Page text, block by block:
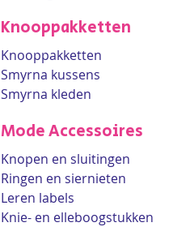
Knooppakketten
Knooppakketten
Smyrna kussens
Smyrna kleden
Mode Accessoires
Knopen en sluitingen
Ringen en siernieten
Leren labels
Knie- en elleboogstukken